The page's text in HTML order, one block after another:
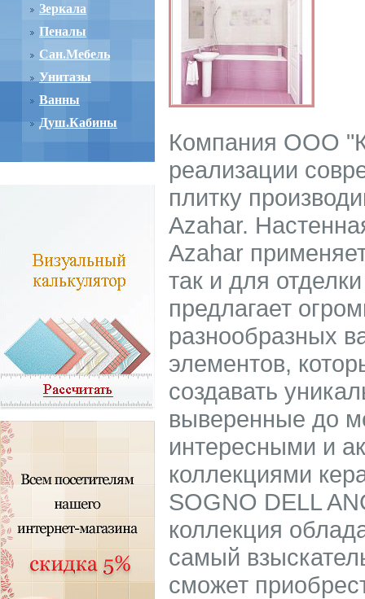
Зеркала
Пеналы
Сан.Мебель
Унитазы
Ванны
Душ.Кабины
Компания ООО
реализации
плитку
Azahar.
Azahar
так и для
предлагает
разнообразных
элементов,
создавать
выверенные до
интересными и
коллекциями
SOGNO DELL
коллекция
самый
сможет